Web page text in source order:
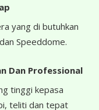
yang di butuhkan
Speeddome.
Dan Professional
tinggi kepasa
teliti dan tepat